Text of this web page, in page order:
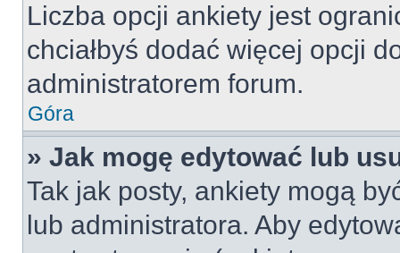
Liczba opcji ankiety jest
chciałbyś dodać więcej opcji
administratorem forum.
Góra
» Jak mogę edytować lub
Tak jak posty, ankiety mogą
lub administratora. Aby